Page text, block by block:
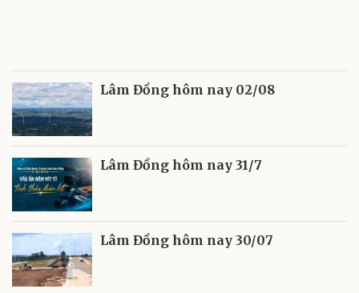
Lâm Đồng hôm nay 02/08
Lâm Đồng hôm nay 31/7
Lâm Đồng hôm nay 30/07